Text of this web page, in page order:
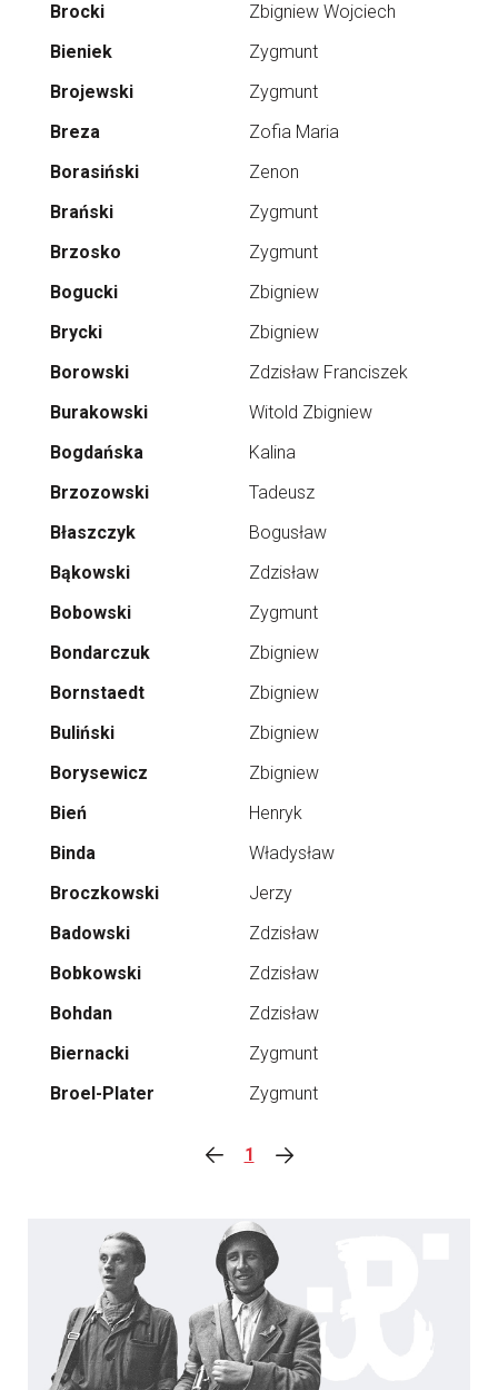
Brocki
Zbigniew Wojciech
Bieniek
Zygmunt
Brojewski
Zygmunt
Breza
Zofia Maria
Borasiński
Zenon
Brański
Zygmunt
Brzosko
Zygmunt
Bogucki
Zbigniew
Brycki
Zbigniew
Borowski
Zdzisław Franciszek
Burakowski
Witold Zbigniew
Bogdańska
Kalina
Brzozowski
Tadeusz
Błaszczyk
Bogusław
Bąkowski
Zdzisław
Bobowski
Zygmunt
Bondarczuk
Zbigniew
Bornstaedt
Zbigniew
Buliński
Zbigniew
Borysewicz
Zbigniew
Bień
Henryk
Binda
Władysław
Broczkowski
Jerzy
Badowski
Zdzisław
Bobkowski
Zdzisław
Bohdan
Zdzisław
Biernacki
Zygmunt
Broel-Plater
Zygmunt
1